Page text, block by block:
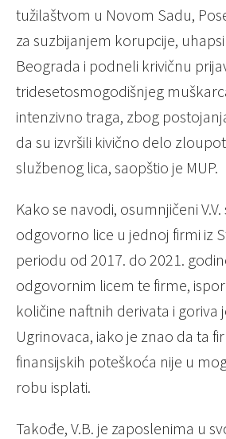
tužilaštvom u Novom Sadu,
za suzbijanjem korupcije,
Beograda i podneli krivičnu
tridesetosmogodišnjeg
intenzivno traga, zbog
da su izvršili kivično delo
službenog lica, saopštio je MUP.
Kako se navodi, osumnjičeni
odgovorno lice u jednoj firmi iz
periodu od 2017. do 2021.
odgovornim licem te firme,
količine naftnih derivata i goriva
Ugrinovaca, iako je znao da ta
finansijskih poteškoća nije u
robu isplati.
Takođe, V.B. je zaposlenima u